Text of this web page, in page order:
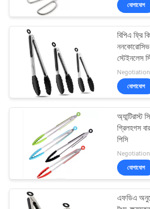
সিলিকন বেকিং ছাঁচ
BBQ পাত্র সেট
যোগাযোগ
বিপিএ ফ্রি
ননকোরোসিভ
স্টেইনলেস
Negotiation
যোগাযোগ
অ্যান্টিরাস্ট
গ্রিলহগস
পিসি
Negotiation
যোগাযোগ
এফডিএ